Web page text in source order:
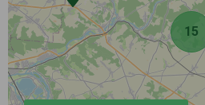
15